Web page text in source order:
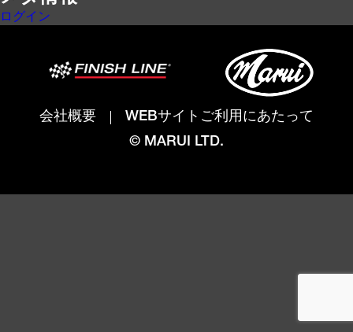
ログイン
会社概要
WEBサイトご利用にあたって
© MARUI LTD.